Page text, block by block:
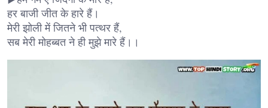
हर बाजी जीत के हारे हैं।
मेरी झोली में जितने भी पत्थर हैं,
सब मेरी मोहब्बत ने ही मुझे मारे हैं।।